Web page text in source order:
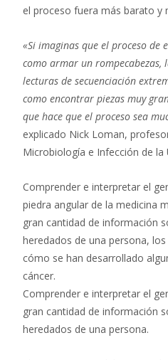
el proceso fuera más barato y
«Si imaginas que el proceso de
como armar un rompecabezas,
lecturas de secuenciación
como encontrar piezas muy
que hace que el proceso sea
explicado Nick Loman,
Microbiología e Infección de la
Comprender e interpretar el
piedra angular de la medicina
gran cantidad de información
heredados de una persona,
cómo se han desarrollado
cáncer.
Comprender e interpretar el
gran cantidad de información
heredados de una persona.